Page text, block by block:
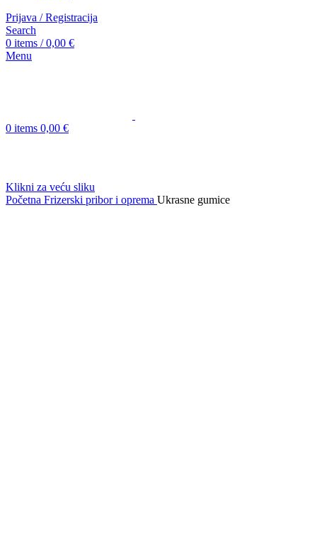
Prijava / Registracija
Search
0 items / 0,00 €
Menu
0 items 0,00 €
Klikni za veću sliku
Početna Frizerski pribor i oprema Ukrasne gumice